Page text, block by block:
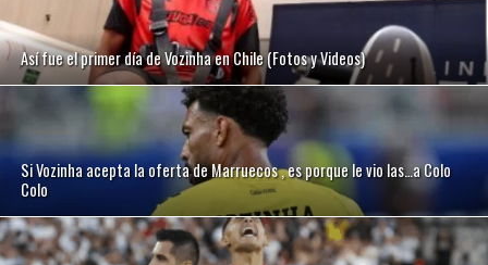
Así fue el primer día de Vozinha en Chile (Fotos y Videos)
Si Vozinha acepta la oferta de Marruecos , es porque le vio las…a Colo
Colo